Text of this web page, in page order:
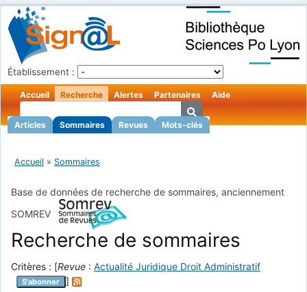
Établissement :
Accueil Recherche
Articles Sommaires Revues Mots-clés
Alertes Partenaires Aide
Accueil » Sommaires
Base de données de recherche de sommaires, anciennement
SOMREV
Recherche de sommaires
Critères : [Revue : Actualité Juridique Droit Administratif
S'abonner ]